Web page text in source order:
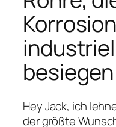
besiegen
Hey Jack, ich
der größte